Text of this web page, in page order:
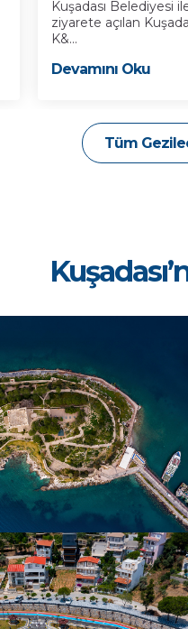
Kuşadası Belediyesi
ziyarete açılan
K&...
Devamını Oku
Tüm